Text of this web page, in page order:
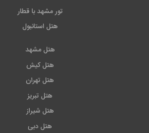
تور مشهد با قطار
هتل استانبول
هتل مشهد
هتل کیش
هتل تهران
هتل تبریز
هتل شیراز
هتل دبی